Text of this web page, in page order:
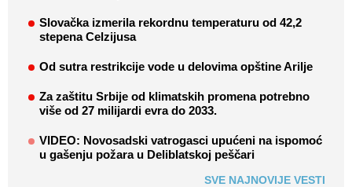
Slovačka izmerila rekordnu temperaturu od 42,2
stepena Celzijusa
Od sutra restrikcije vode u delovima opštine Arilje
Za zaštitu Srbije od klimatskih promena potrebno
više od 27 milijardi evra do 2033.
VIDEO: Novosadski vatrogasci upućeni na ispomoć
u gašenju požara u Deliblatskoj peščari
SVE NAJNOVIJE VESTI